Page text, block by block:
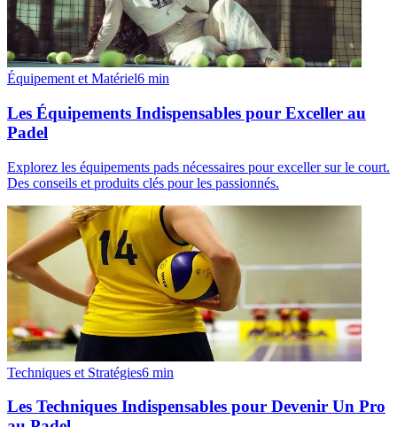
Équipement et Matériel6 min
Les Équipements Indispensables pour Exceller au
Padel
Explorez les équipements pads nécessaires pour exceller sur le court.
Des conseils et produits clés pour les passionnés.
Techniques et Stratégies6 min
Les Techniques Indispensables pour Devenir Un Pro